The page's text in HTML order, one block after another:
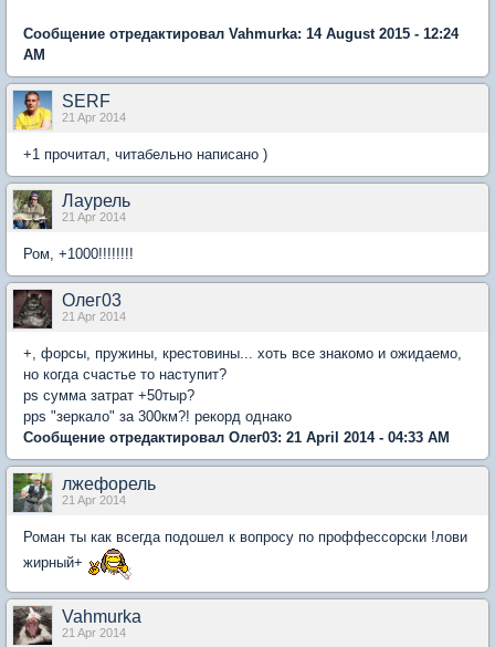
Сообщение отредактировал Vahmurka: 14 August 2015 - 12:24
AM
SERF
21 Apr 2014
+1 прочитал, читабельно написано )
Лаурель
21 Apr 2014
Ром, +1000!!!!!!!!
Олег03
21 Apr 2014
+, форсы, пружины, крестовины... хоть все знакомо и ожидаемо,
но когда счастье то наступит?
ps сумма затрат +50тыр?
pps "зеркало" за 300км?! рекорд однако
Сообщение отредактировал Олег03: 21 April 2014 - 04:33 AM
лжефорель
21 Apr 2014
Роман ты как всегда подошел к вопросу по проффессорски !лови
жирный+
Vahmurka
21 Apr 2014